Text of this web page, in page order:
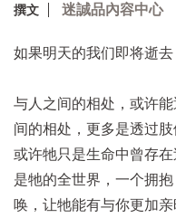
撰文 迷誠品內容中心
如果明天的我们即将逝
与人之间的相处，或许
间的相处，更多是透过
或许牠只是生命中曾存
是牠的全世界，一个拥
唤，让牠能有与你更加